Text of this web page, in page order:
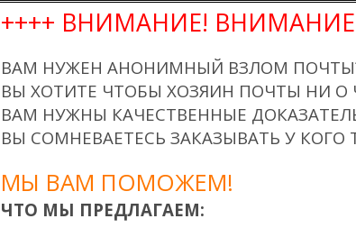
++++ ВНИМАНИЕ!
ВАМ НУЖЕН АНОНИМНЫЙ ВЗЛОМ
ВЫ ХОТИТЕ ЧТОБЫ ХОЗЯИН ПОЧТЫ НИ О
ВАМ НУЖНЫ КАЧЕСТВЕННЫЕ
ВЫ СОМНЕВАЕТЕСЬ ЗАКАЗЫВАТЬ У КОГО
МЫ ВАМ ПОМОЖЕМ!
ЧТО МЫ ПРЕДЛАГАЕМ: